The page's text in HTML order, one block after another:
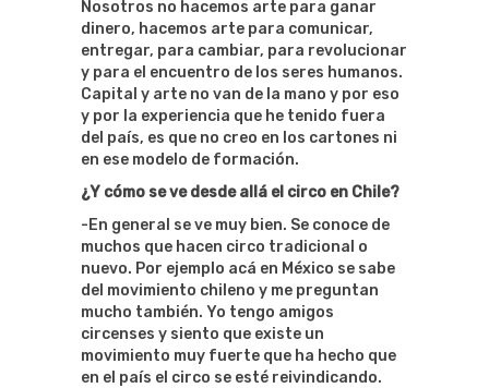
Nosotros no hacemos arte para ganar
dinero, hacemos arte para comunicar,
entregar, para cambiar, para revolucionar
y para el encuentro de los seres humanos.
Capital y arte no van de la mano y por eso
y por la experiencia que he tenido fuera
del país, es que no creo en los cartones ni
en ese modelo de formación.
¿Y cómo se ve desde allá el circo en Chile?
-En general se ve muy bien. Se conoce de
muchos que hacen circo tradicional o
nuevo. Por ejemplo acá en México se sabe
del movimiento chileno y me preguntan
mucho también. Yo tengo amigos
circenses y siento que existe un
movimiento muy fuerte que ha hecho que
en el país el circo se esté reivindicando.